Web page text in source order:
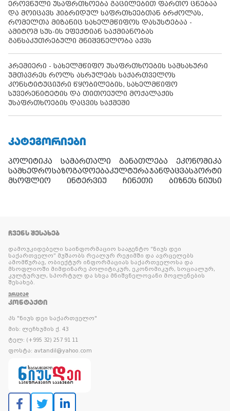
ეროვნული უსაფრთხოება გაცილებით ფართო ცნებაა
და მოიცავს ჰიბრიდულ საფრთხეებთან ბრძოლას,
რომელთა მიზანიც სახელმწიფოს დასუსტებაა -
ამიტომ სუს-ის ეფექტიან საქმიანობას
განსაკუთრებული მნიშვნელობა აქვს
პრემიერი - სახელმწიფო უსაფრთხოების სამსახური
უმთავრეს როლს ასრულებს საქართველოს
კონსტიტუციური წყობილების, სახელმწიფო
სუვერენიტეტის და თითოეული მოქალაქის
უსაფრთხოების დაცვის საქმეში
ᲙᲐᲢᲔᲒᲝᲠᲘᲔᲑᲘ
პოლიტიკა სამართალი განათლება
ეკონომიკა
სამხედროსაზოგადოებაკულტურაჯანდაცვასპორტი
მსოფლიო
ინტერვიუ ჩინეთი ბიზნეს ნიუსი
ᲩᲕᲔᲜᲡ ᲨᲔᲡᲐᲮᲔᲑ
დამოუკიდებელი საინფორმაციო სააგენტო “ნიუს დეი
საქართველო” მუშაობს რეალურ რეჟიმში და ავრცელებს
ამომწურავ, ობიექტურ ინფორმაციას საქართველოსა და
მსოფლიოში მიმდინარე პოლიტიკურ, ეკონომიკურ, სოციალურ,
კულტურულ, სპორტულ და სხვა მნიშვნელოვანი მოვლენების
შესახებ.
ᲕᲠᲪᲚᲐᲓ
ᲙᲝᲜᲢᲐᲥᲢᲘ
პს "ნიუს დეი საქართველო"
მის: ლეჩხუმის ქ. 43
ტელ: (+995 32) 257 91 11
ფოსტა: avtandil@yahoo.com